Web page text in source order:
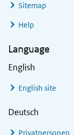
Sitemap
Help
Language
English
English site
Deutsch
Privatpersonen